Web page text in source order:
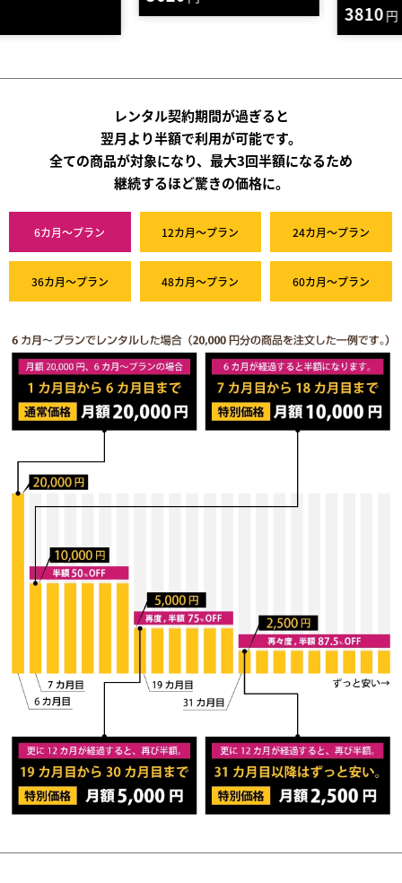
3810円
レンタル契約期間が過ぎると
翌月より半額で利用が可能です。
全ての商品が対象になり、最大3回半額になるため
継続するほど驚きの価格に。
6カ月～プラン 12カ月～プラン 24カ月～プラン
36カ月～プラン 48カ月～プラン 60カ月～プラン